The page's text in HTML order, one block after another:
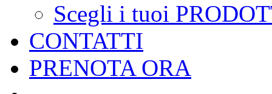
Scegli i tuoi
CONTATTI
PRENOTA ORA